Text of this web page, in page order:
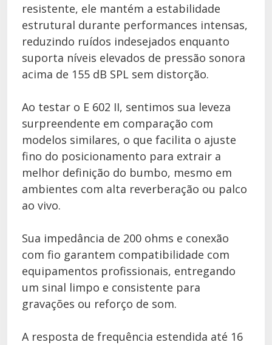
resistente, ele mantém a estabilidade
estrutural durante performances intensas,
reduzindo ruídos indesejados enquanto
suporta níveis elevados de pressão sonora
acima de 155 dB SPL sem distorção.
Ao testar o E 602 II, sentimos sua leveza
surpreendente em comparação com
modelos similares, o que facilita o ajuste
fino do posicionamento para extrair a
melhor definição do bumbo, mesmo em
ambientes com alta reverberação ou palco
ao vivo.
Sua impedância de 200 ohms e conexão
com fio garantem compatibilidade com
equipamentos profissionais, entregando
um sinal limpo e consistente para
gravações ou reforço de som.
A resposta de frequência estendida até 16